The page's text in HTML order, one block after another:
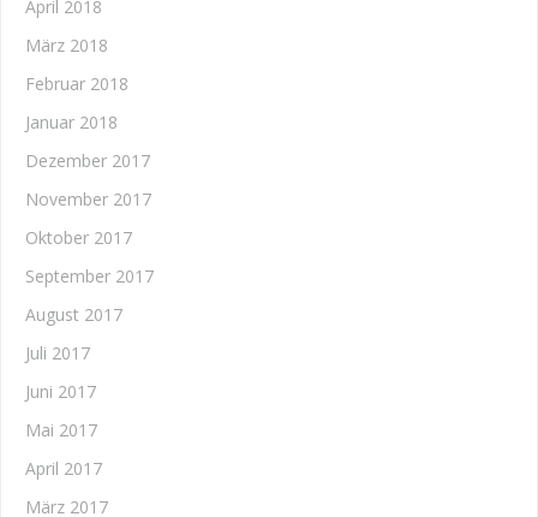
April 2018
März 2018
Februar 2018
Januar 2018
Dezember 2017
November 2017
Oktober 2017
September 2017
August 2017
Juli 2017
Juni 2017
Mai 2017
April 2017
März 2017